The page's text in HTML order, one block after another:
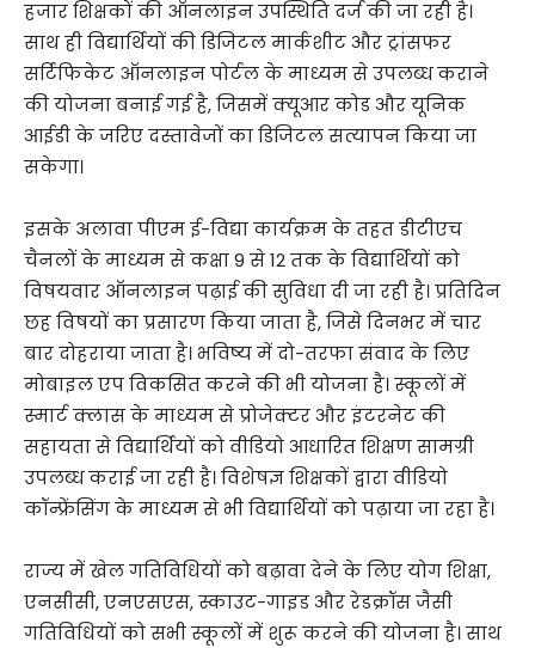
हजार शिक्षकों की ऑनलाइन उपस्थिति दर्ज की जा रही है।
साथ ही विद्यार्थियों की डिजिटल मार्कशीट और ट्रांसफर
सर्टिफिकेट ऑनलाइन पोर्टल के माध्यम से उपलब्ध कराने
की योजना बनाई गई है, जिसमें क्यूआर कोड और यूनिक
आईडी के जरिए दस्तावेजों का डिजिटल सत्यापन किया जा
सकेगा।
इसके अलावा पीएम ई-विद्या कार्यक्रम के तहत डीटीएच
चैनलों के माध्यम से कक्षा 9 से 12 तक के विद्यार्थियों को
विषयवार ऑनलाइन पढ़ाई की सुविधा दी जा रही है। प्रतिदिन
छह विषयों का प्रसारण किया जाता है, जिसे दिनभर में चार
बार दोहराया जाता है। भविष्य में दो-तरफा संवाद के लिए
मोबाइल एप विकसित करने की भी योजना है। स्कूलों में
स्मार्ट क्लास के माध्यम से प्रोजेक्टर और इंटरनेट की
सहायता से विद्यार्थियों को वीडियो आधारित शिक्षण सामग्री
उपलब्ध कराई जा रही है। विशेषज्ञ शिक्षकों द्वारा वीडियो
कॉन्फ्रेंसिंग के माध्यम से भी विद्यार्थियों को पढ़ाया जा रहा है।
राज्य में खेल गतिविधियों को बढ़ावा देने के लिए योग शिक्षा,
एनसीसी, एनएसएस, स्काउट-गाइड और रेडक्रॉस जैसी
गतिविधियों को सभी स्कूलों में शुरू करने की योजना है। साथ